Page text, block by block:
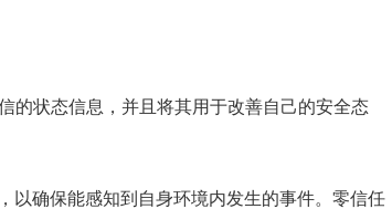
的状态信息，并且将其用于改善自己的安全态
以确保能感知到自身环境内发生的事件。零信任